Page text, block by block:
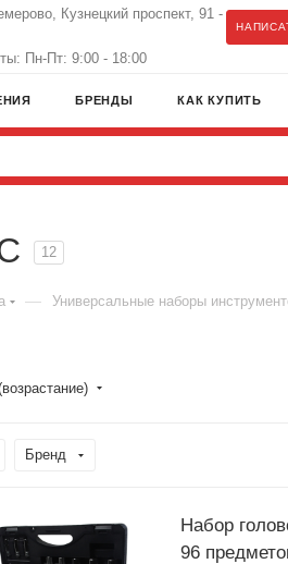
Кузнецкий проспект, 91 -
Пн-Пт: 9:00 - 18:00
БРЕНДЫ КАК КУПИТЬ
12
— Универсальные наборы
Бренд
Набор
96